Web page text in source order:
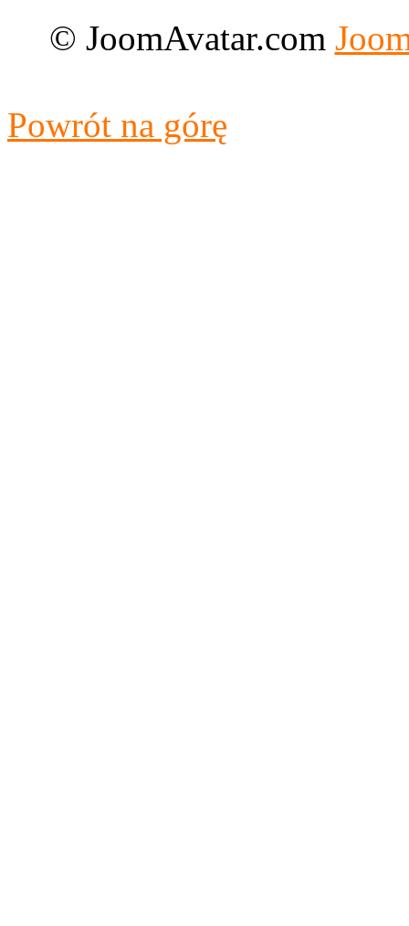
© JoomAvatar.com
Powrót na górę